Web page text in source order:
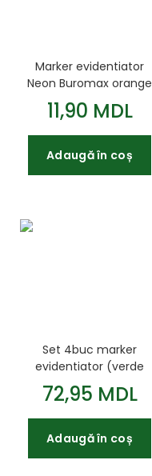
Marker evidentiator
Neon Buromax orange
11,90 MDL
Adaugă în coș
Set 4buc marker
evidentiator (verde
orange roz galben)
2.4mm NEON Buromax
72,95 MDL
Adaugă în coș